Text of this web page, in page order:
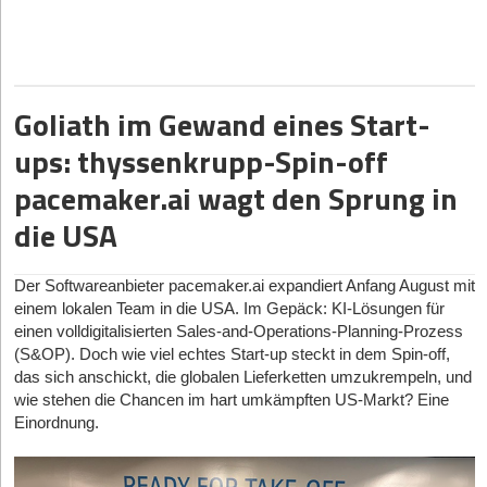
Angeführt wird die aktuelle Runde von Portage, dem
kanadischen Fintech-Investment-Arm von Sagard, unter
Beteiligung der Bestandsinvestoren Cherry Ventures. Dies ist
bemerkenswert, da frühere Runden von Schwergewichten wie
Valar Ventures (Peter Thiel) und Tiger Global Management
und wie behauptet sich das Geschäftsmodell in einem Markt, der
von aggressiven Mitbewerbern geprägt ist?
Die Gründerhistorie: Aus dem Schmerz zur Lösung
Gegründet wurde Moss im Jahr 2019 von Ante Spittler (heutiger
CEO), Anton Rummel, Ferdinand Meyer und Stephan
Haslebacher. Die Ursprünge der Idee liegen im klassischen
Erfahrungen im Venture Capital und in der Beratung sammelte,
Goliath im Gewand eines Start-
ups: thyssenkrupp-Spin-off
pacemaker.ai wagt den Sprung in
die USA
Der Softwareanbieter pacemaker.ai expandiert Anfang August mit
einem lokalen Team in die USA. Im Gepäck: KI-Lösungen für
einen volldigitalisierten Sales-and-Operations-Planning-Prozess
(S&OP). Doch wie viel echtes Start-up steckt in dem Spin-off,
das sich anschickt, die globalen Lieferketten umzukrempeln, und
wie stehen die Chancen im hart umkämpften US-Markt? Eine
Einordnung.